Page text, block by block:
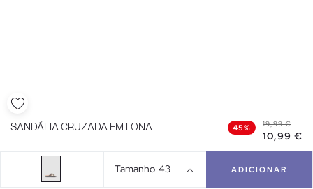
SANDÁLIA CRUZADA EM LONA 45% 19,99 €
10,99 €
Tamanho 43 ADICIONAR